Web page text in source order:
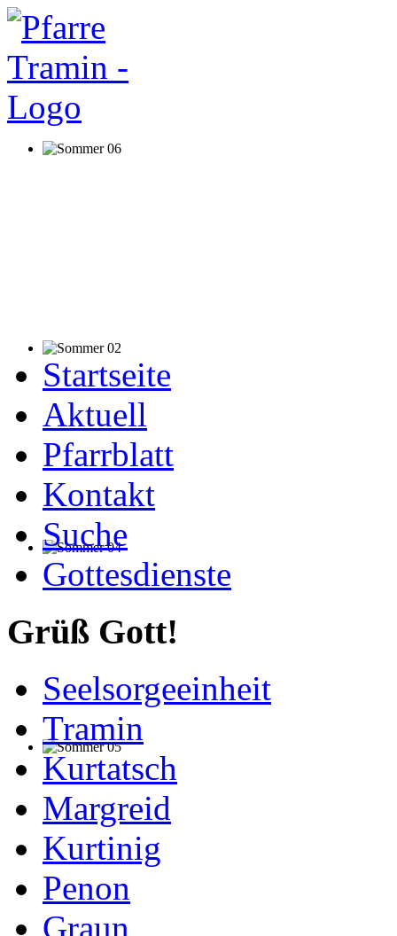
Startseite
Aktuell
Pfarrblatt
Kontakt
Suche
Gottesdienste
Grüß Gott!
Seelsorgeeinheit
Tramin
Kurtatsch
Margreid
Kurtinig
Penon
Graun